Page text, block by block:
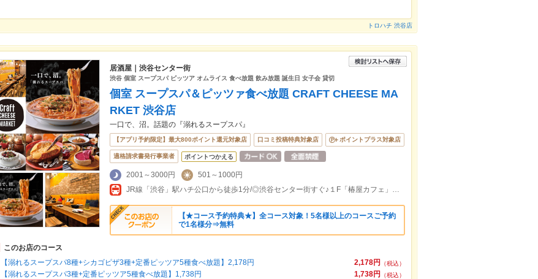
トロハチ 渋谷店
居酒屋｜渋谷センター街
渋谷 個室 スープスパ ピッツア オムライス 食べ放題 飲み放題 誕生日 女子会 貸切
個室 スープスパ＆ピッツァ食べ放題 CRAFT CHEESE MA
RKET 渋谷店
一口で、沼。話題の『溺れるスープスパ』
【アプリ予約限定】最大800ポイント還元対象店 口コミ投稿特典対象店 ポイントプラス対象店
適格請求書発行事業者 ポイントつかえる
2001～3000円
501～1000円
JR線「渋谷」駅ハチ公口から徒歩1分/◎渋谷センター街すぐ♪１F「椿屋カフェ」のビルの地下１F
【★コース予約特典★】全コース対象！5名様以上のコースご予約
で1名様分⇒無料
このお店のコース
2,178円
（税込）
【溺れるスープスパ8種+シカゴピザ3種+定番ピッツア5種食べ放題】2,178円
1,738円
（税込）
【溺れるスープスパ3種+定番ピッツア5種食べ放題】1,738円